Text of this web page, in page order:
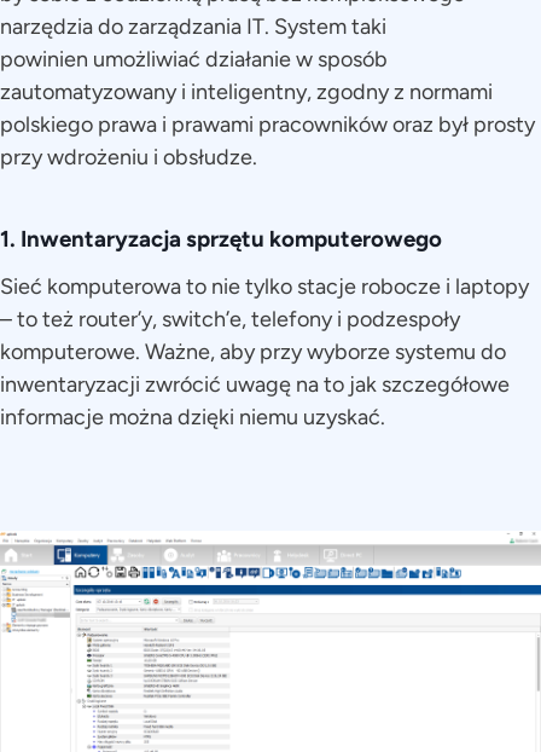
narzędzia do zarządzania IT. System taki
powinien umożliwiać działanie w sposób
zautomatyzowany i inteligentny, zgodny z normami
polskiego prawa i prawami pracowników oraz był prosty
przy wdrożeniu i obsłudze.
1. Inwentaryzacja sprzętu komputerowego
Sieć komputerowa to nie tylko stacje robocze i laptopy
– to też router’y, switch’e, telefony i podzespoły
komputerowe. Ważne, aby przy wyborze systemu do
inwentaryzacji zwrócić uwagę na to jak szczegółowe
informacje można dzięki niemu uzyskać.